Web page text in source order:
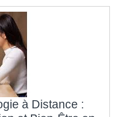
à Distance :